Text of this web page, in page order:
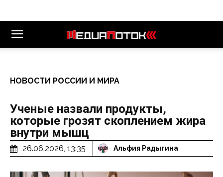
НОВОСТИ РОССИИ И МИРА
Ученые назвали продукты,
которые грозят скоплением жира
внутри мышц
26.06.2026, 13:35 Альфия Радыгина